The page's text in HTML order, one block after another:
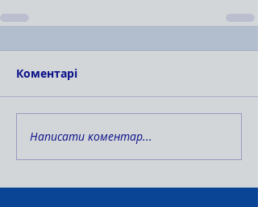
Коментарі
Написати коментар...